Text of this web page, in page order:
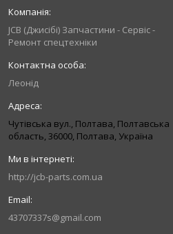
JCB (Джисібі) Запчастини - Сервіс -
Ремонт спецтехніки
Леонід
Чутівська вул., Полтава, Полтавська
область, 36000, Полтава, Україна
http://jcb-parts.com.ua
43707337s@gmail.com